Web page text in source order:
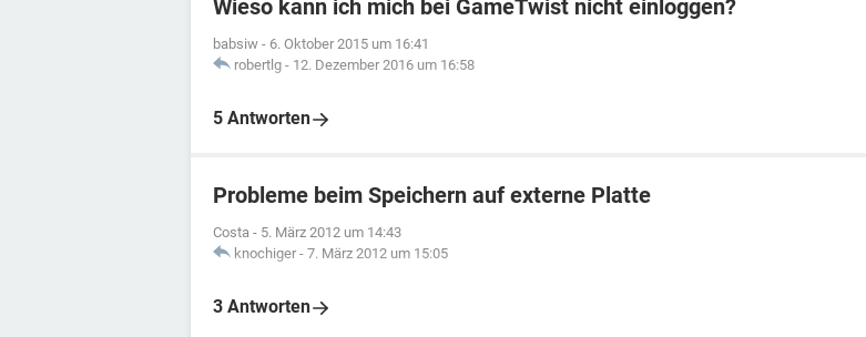
Wieso kann ich mich bei GameTwist nicht einloggen?
babsiw - 6. Oktober 2015 um 16:41
robertlg - 12. Dezember 2016 um 16:58
5 Antworten
Probleme beim Speichern auf externe Platte
Costa - 5. März 2012 um 14:43
knochiger - 7. März 2012 um 15:05
3 Antworten